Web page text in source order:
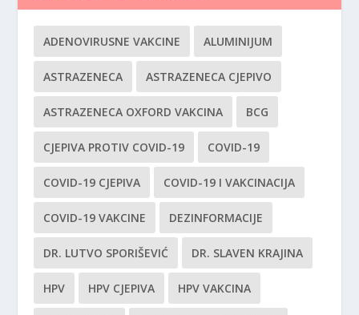
ADENOVIRUSNE VAKCINE ALUMINIJUM
ASTRAZENECA ASTRAZENECA CJEPIVO
ASTRAZENECA OXFORD VAKCINA BCG
CJEPIVA PROTIV COVID-19 COVID-19
COVID-19 CJEPIVA COVID-19 I VAKCINACIJA
COVID-19 VAKCINE DEZINFORMACIJE
DR. LUTVO SPORIŠEVIĆ DR. SLAVEN KRAJINA
HPV HPV CJEPIVA HPV VAKCINA